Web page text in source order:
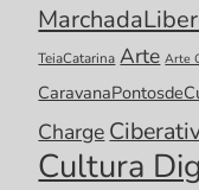
TeiaCatarina Arte Arte
Charge
Cultura